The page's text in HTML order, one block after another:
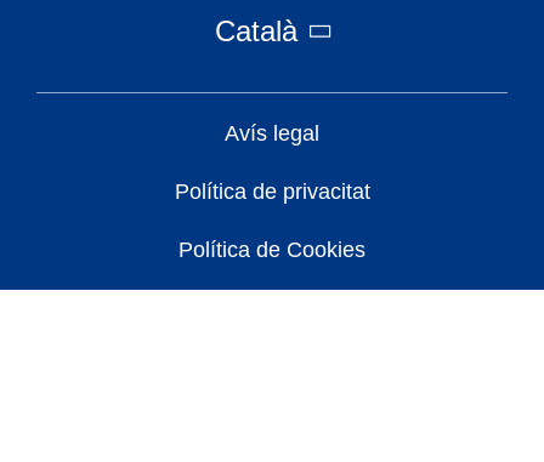
Català
Avís legal
Política de privacitat
Política de Cookies